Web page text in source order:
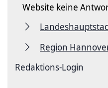
Website keine
Region
Redaktions-Login